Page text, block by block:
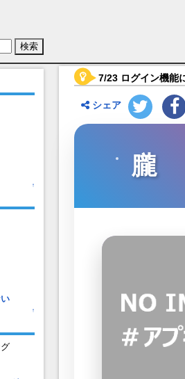
ザリア】キャラ紹介
↑
↑
7/23 ログイン機能
シェア
朧